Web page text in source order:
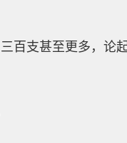
百支甚至更多，论